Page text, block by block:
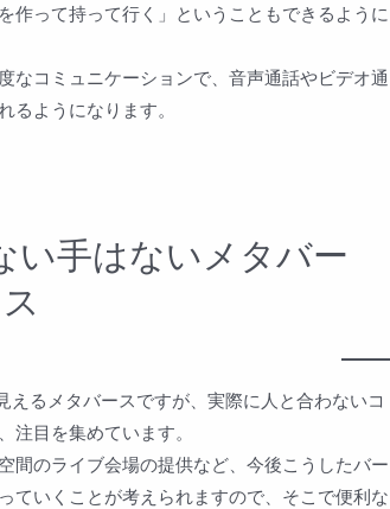
作って持って行く」ということもできるように
なコミュニケーションで、音声通話やビデオ通
るようになります。
い手はないメタバー
ス
るメタバースですが、実際に人と合わないコ
注目を集めています。
間のライブ会場の提供など、今後こうしたバー
ていくことが考えられますので、そこで便利な